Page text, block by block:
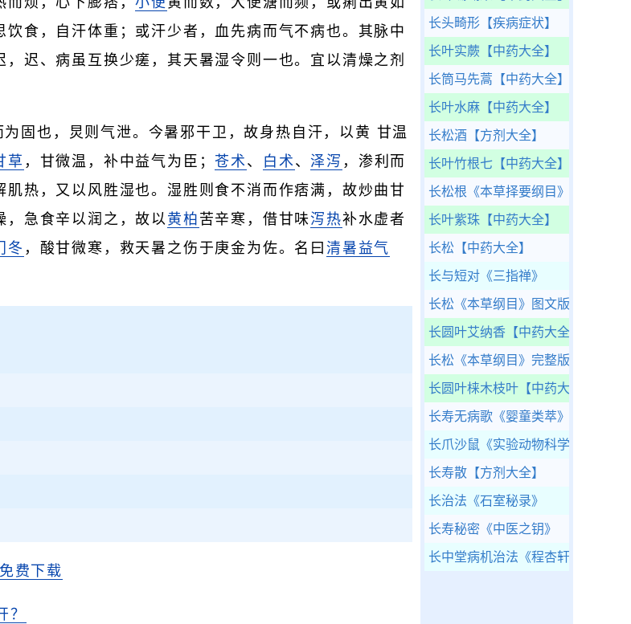
食，自汗体重；或汗少者，血先病而气不病也。其脉中
迟、病虽互换少瘥，其天暑湿令则一也。宜以清燥之剂
固也，炅则气泄。今暑邪干卫，故身热自汗，以黄 甘温
草 ，甘微温，补中益气为臣；苍术 、 白术 、 泽泻 ，渗利而
肌热，又以风胜湿也。湿胜则食不消而作痞满，故炒曲甘
，急食辛以润之，故以黄柏 苦辛寒，借甘味泻热补水虚者
冬 ，酸甘微寒，救天暑之伤于庚金为佐。名曰清暑益气
费下载
？
长头畸形 【疾病症状】
长叶实蕨 【中药大全】
长筒马先蒿 【中药大全】
长叶水麻 【中药大全】
长松酒 【方剂大全】
长叶竹根七 【中药大全】
长松根 《本草择要纲目》
长叶紫珠 【中药大全】
长松 【中药大全】
长与短对 《三指禅》
长松 《本草纲目》图文版
长圆叶艾纳香 【中药大全】
长松 《本草纲目》完整版
长圆叶梾木枝叶 【中药大全】
长寿无病歌 《婴童类萃》
长爪沙鼠 《实验动物科学》
长寿散 【方剂大全】
长治法 《石室秘录》
长寿秘密 《中医之钥》
长中堂病机治法 《程杏轩医案》